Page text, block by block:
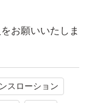
お願いいたしま
スローション